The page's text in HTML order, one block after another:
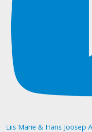
Liis Marie & Hans Joosep